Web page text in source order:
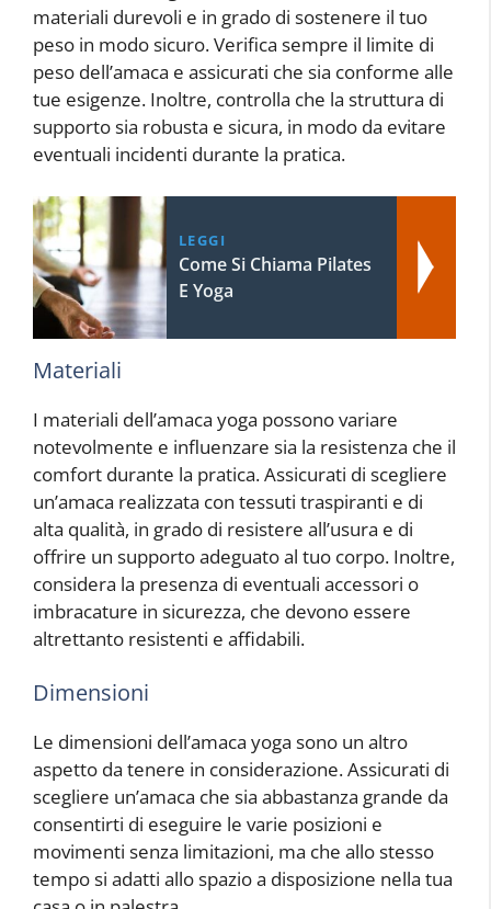
materiali durevoli e in grado di sostenere il tuo
peso in modo sicuro. Verifica sempre il limite di
peso dell’amaca e assicurati che sia conforme alle
tue esigenze. Inoltre, controlla che la struttura di
supporto sia robusta e sicura, in modo da evitare
eventuali incidenti durante la pratica.
LEGGI
Come Si Chiama Pilates
E Yoga
Materiali
I materiali dell’amaca yoga possono variare
notevolmente e influenzare sia la resistenza che il
comfort durante la pratica. Assicurati di scegliere
un’amaca realizzata con tessuti traspiranti e di
alta qualità, in grado di resistere all’usura e di
offrire un supporto adeguato al tuo corpo. Inoltre,
considera la presenza di eventuali accessori o
imbracature in sicurezza, che devono essere
altrettanto resistenti e affidabili.
Dimensioni
Le dimensioni dell’amaca yoga sono un altro
aspetto da tenere in considerazione. Assicurati di
scegliere un’amaca che sia abbastanza grande da
consentirti di eseguire le varie posizioni e
movimenti senza limitazioni, ma che allo stesso
tempo si adatti allo spazio a disposizione nella tua